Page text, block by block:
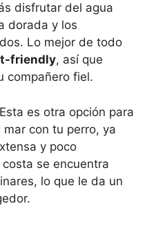
disfrutar del agua
dorada y los
Lo mejor de todo
friendly, así que
compañero fiel.
es otra opción para
con tu perro, ya
y poco
se encuentra
lo que le da un